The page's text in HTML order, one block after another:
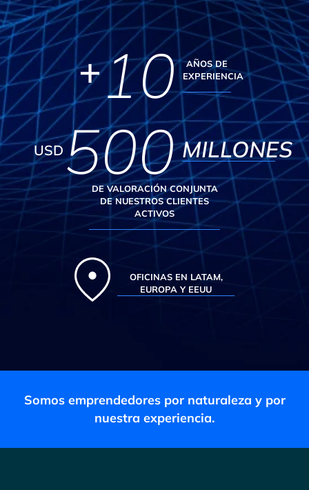
+10
AÑOS DE
EXPERIENCIA
USD500 MILLONES
DE VALORACIÓN CONJUNTA
DE NUESTROS CLIENTES
ACTIVOS
OFICINAS EN LATAM,
EUROPA Y EEUU
Somos emprendedores por naturaleza y por
nuestra experiencia.